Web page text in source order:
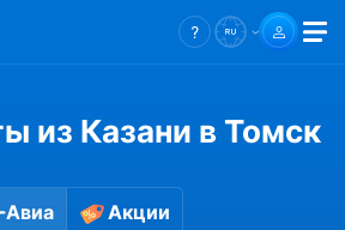
из Казани в Томск
Авиа Акции